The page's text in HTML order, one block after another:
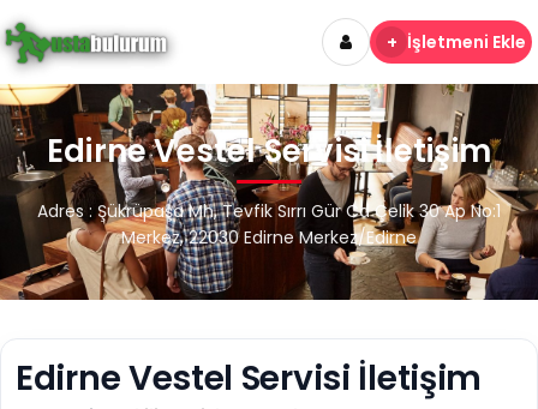
+ İşletmeni Ekle
Edirne Vestel Servisi İletişim
Adres : Şükrüpaşa Mh, Tevfik Sırrı Gür Cd Çelik 30 Ap No:1
Merkez, 22030 Edirne Merkez/Edirne
Edirne Vestel Servisi İletişim